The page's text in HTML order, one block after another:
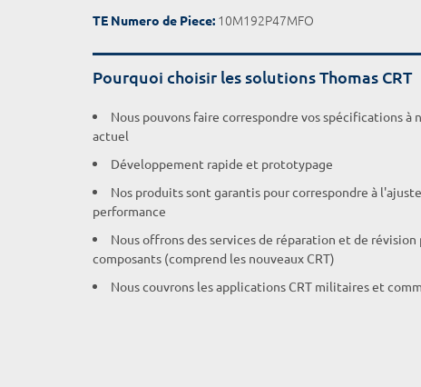
TE Numero de Piece: 10M192P47MFO
Pourquoi choisir les solutions Thomas CRT
Nous pouvons faire correspondre vos spécifications
actuel
Développement rapide et prototypage
Nos produits sont garantis pour correspondre à
performance
Nous offrons des services de réparation et de révision
composants (comprend les nouveaux CRT)
Nous couvrons les applications CRT militaires et